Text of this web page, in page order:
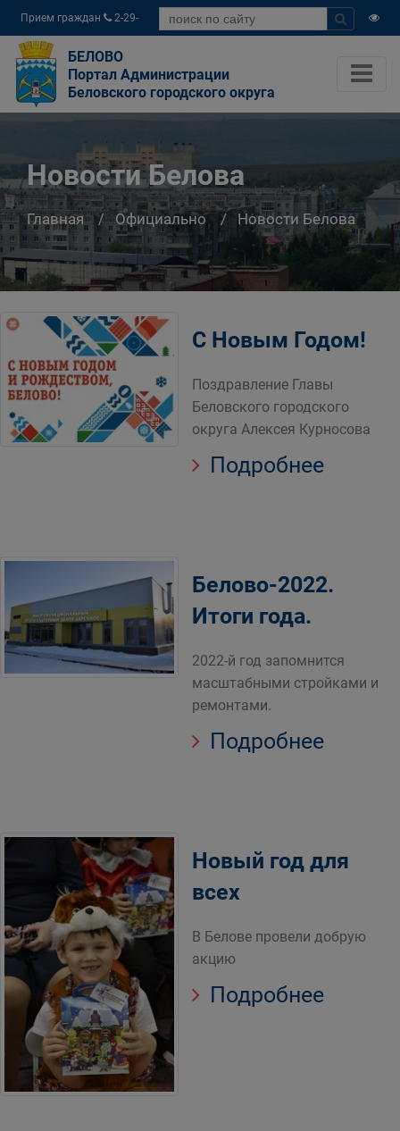
Прием граждан
2-29-
04
БЕЛОВО
Портал Администрации
Беловского городского округа
Новости Белова
Главная Официально Новости Белова
С Новым Годом!
Поздравление Главы
Беловского городского
округа Алексея Курносова
Подробнее
Белово-2022.
Итоги года.
​​​​​​​2022-й год запомнится
масштабными стройками и
ремонтами.
Подробнее
Новый год для
всех
В Белове провели добрую
акцию
Подробнее